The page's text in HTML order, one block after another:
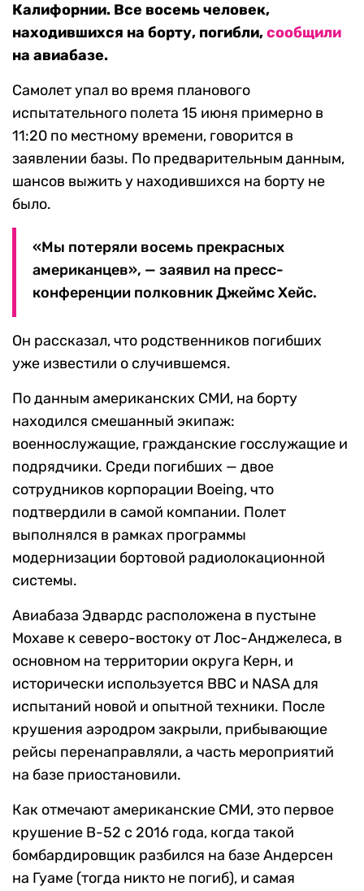
Калифорнии. Все восемь человек,
находившихся на борту, погибли,сообщили
на авиабазе.
Самолет упал во время планового
испытательного полета 15 июня примерно в
11:20 по местному времени, говорится в
заявлении базы. По предварительным данным,
шансов выжить у находившихся на борту не
было.
«Мы потеряли восемь прекрасных
американцев», — заявил на пресс-
конференции полковник Джеймс Хейс.
Он рассказал, что родственников погибших
уже известили о случившемся.
По данным американских СМИ, на борту
находился смешанный экипаж:
военнослужащие, гражданские госслужащие и
подрядчики. Среди погибших — двое
сотрудников корпорации Boeing, что
подтвердили в самой компании. Полет
выполнялся в рамках программы
модернизации бортовой радиолокационной
системы.
Авиабаза Эдвардс расположена в пустыне
Мохаве к северо-востоку от Лос-Анджелеса, в
основном на территории округа Керн, и
исторически используется ВВС и NASA для
испытаний новой и опытной техники. После
крушения аэродром закрыли, прибывающие
рейсы перенаправляли, а часть мероприятий
на базе приостановили.
Как отмечают американские СМИ, это первое
крушение B-52 с 2016 года, когда такой
бомбардировщик разбился на базе Андерсен
на Гуаме (тогда никто не погиб), и самая